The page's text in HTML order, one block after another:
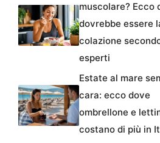
muscolare? Ecco
dovrebbe essere
colazione
esperti
Estate al mare
cara: ecco dove
ombrellone e
costano di più in